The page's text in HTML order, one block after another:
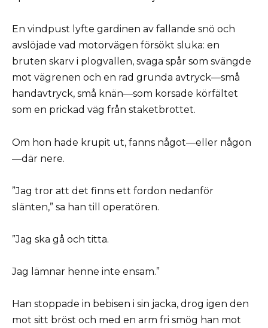
En vindpust lyfte gardinen av fallande snö och
avslöjade vad motorvägen försökt sluka: en
bruten skarv i plogvallen, svaga spår som svängde
mot vägrenen och en rad grunda avtryck—små
handavtryck, små knän—som korsade körfältet
som en prickad väg från staketbrottet.
Om hon hade krupit ut, fanns något—eller någon
—där nere.
”Jag tror att det finns ett fordon nedanför
slänten,” sa han till operatören.
”Jag ska gå och titta.
Jag lämnar henne inte ensam.”
Han stoppade in bebisen i sin jacka, drog igen den
mot sitt bröst och med en arm fri smög han mot